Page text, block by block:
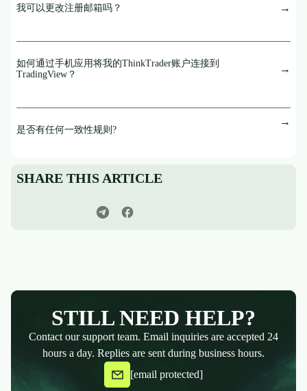
我可以更改注册邮箱吗？
如何通过手机应用将我的ThinkTrader账户连接到
TradingView？
是否有任何一致性规则?
SHARE THIS ARTICLE
STILL NEED HELP?
Contact our support team. Email inquiries are accepted 24
hours a day. Replies are sent during business hours.
[email protected]